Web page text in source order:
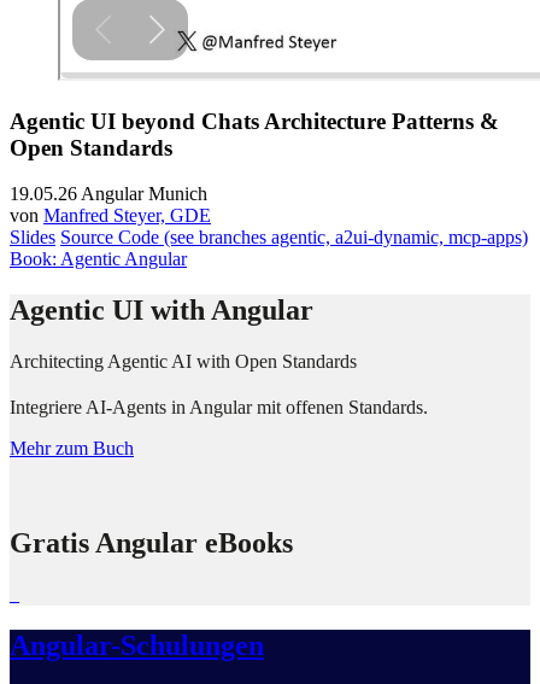
Agentic UI beyond Chats Architecture Patterns &
Open Standards
19.05.26Angular Munich
von Manfred Steyer, GDE
Slides Source Code (see branches agentic, a2ui-dynamic, mcp-apps)
Book: Agentic Angular
Agentic UI with Angular
Architecting Agentic AI with Open Standards
Integriere AI-Agents in Angular mit offenen Standards.
Mehr zum Buch
Gratis Angular eBooks
Angular-Schulungen